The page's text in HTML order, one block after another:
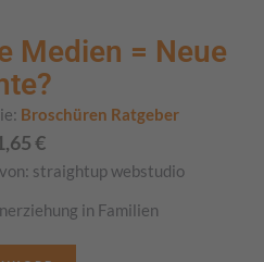
Medien = Neue
Broschüren Ratgeber
€
straightup webstudio
in Familien